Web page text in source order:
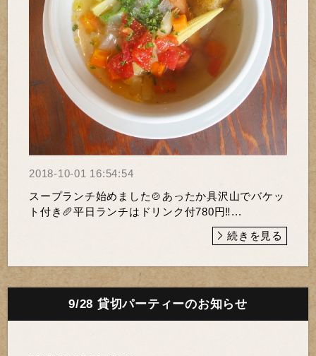
2018-10-01 16:54:54
スープランチ始めました🍲あったか具沢山でバケッ
ト付き🥖平日ランチはドリンク付780円‼️...
続きを見る
9/28 貸切パーティーのお知らせ